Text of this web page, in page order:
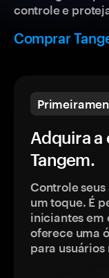
controle e
Comprar
Adquira a
Tangem.
Controle
um toque. É
iniciantes em
oferece uma
para